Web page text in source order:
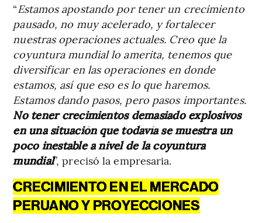
“Estamos apostando por tener un crecimiento
pausado, no muy acelerado, y fortalecer
nuestras operaciones actuales. Creo que la
coyuntura mundial lo amerita, tenemos que
diversificar en las operaciones en donde
estamos, así que eso es lo que haremos.
Estamos dando pasos, pero pasos importantes.
No tener crecimientos demasiado explosivos
en una situación que todavía se muestra un
poco inestable a nivel de la coyuntura
mundial”, precisó la empresaria.
CRECIMIENTO EN EL MERCADO
PERUANO Y PROYECCIONES